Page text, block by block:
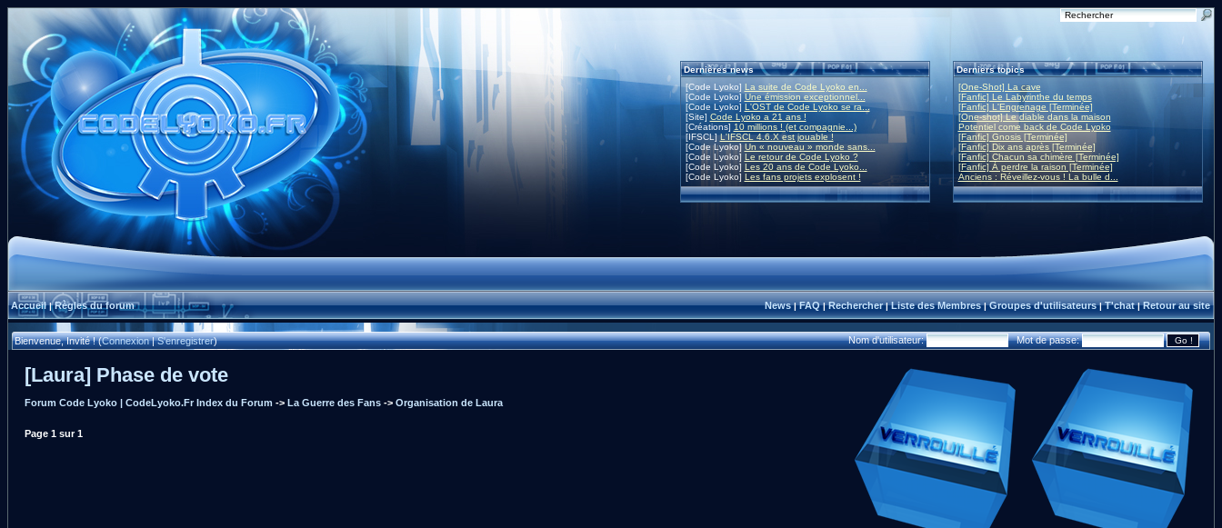
Dernières news
[Code Lyoko] La suite de Code Lyoko en...
[Code Lyoko]Une émission exceptionnel...
[Code Lyoko] L'OST de Code Lyoko se ra...
[Site] Code Lyoko a 21 ans !
[Créations] 10 millions ! (et compagnie...)
[IFSCL]L'IFSCL 4.6.X est jouable !
[Code Lyoko] Un « nouveau » monde sans...
[Code Lyoko] Le retour de Code Lyoko ?
[Code Lyoko] Les 20 ans de Code Lyoko...
[Code Lyoko] Les fans projets explosent !
Derniers topics
[One-Shot] La cave
[Fanfic] Le Labyrinthe du temps
[Fanfic] L'Engrenage [Terminée]
[One-shot] Le diable dans la maison
Potentiel come back de Code Lyoko
[Fanfic] Gnosis [Terminée]
[Fanfic] Dix ans après [Terminée]
[Fanfic] Chacun sa chimère [Terminée]
[Fanfic] À perdre la raison [Terminée]
Anciens : Réveillez-vous ! La bulle d...
Accueil|Règles du forum News|FAQ|Rechercher|Liste des Membres|Groupes d'utilisateurs|T'chat|Retour au site
Bienvenue, Invité ! (Connexion|S'enregistrer) Nom d'utilisateur: Mot de passe:
[Laura] Phase de vote
Forum Code Lyoko | CodeLyoko.Fr Index du Forum -> La Guerre des Fans-> Organisation de Laura
Page 1sur1